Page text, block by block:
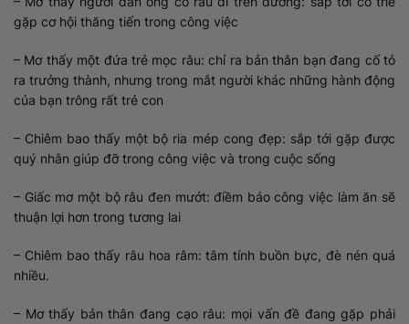
gặp cơ hội thăng tiến trong công việc
– Mơ thấy một đứa trẻ mọc râu: chỉ ra bản thân bạn đang cố tỏ
ra trưởng thành, nhưng trong mắt người khác những hành động
của bạn trông rất trẻ con
– Chiêm bao thấy một bộ ria mép cong đẹp: sắp tới gặp được
quý nhân giúp đỡ trong công việc và trong cuộc sống
– Giấc mơ một bộ râu đen mướt: điềm báo công việc làm ăn sẽ
thuận lợi hơn trong tương lai
– Chiêm bao thấy râu hoa râm: tâm tính buồn bực, đè nén quá
nhiều.
– Mơ thấy bản thân đang cạo râu: mọi vấn đề đang gặp phải